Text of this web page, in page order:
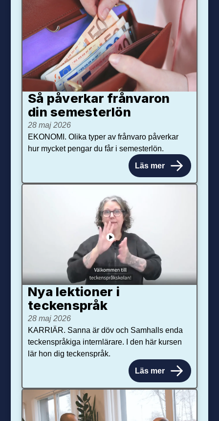
Så påverkar från­varon
din semester­lön
28 maj 2026
EKONOMI. Olika typer av frånvaro påverkar
hur mycket pengar du får i semesterlön.
Läs mer
Nya lektioner i
teckenspråk
28 maj 2026
KARRIÄR. Sanna är döv och Samhalls enda
teckenspråkiga internlärare. I den här kursen
lär hon dig teckenspråk.
Läs mer